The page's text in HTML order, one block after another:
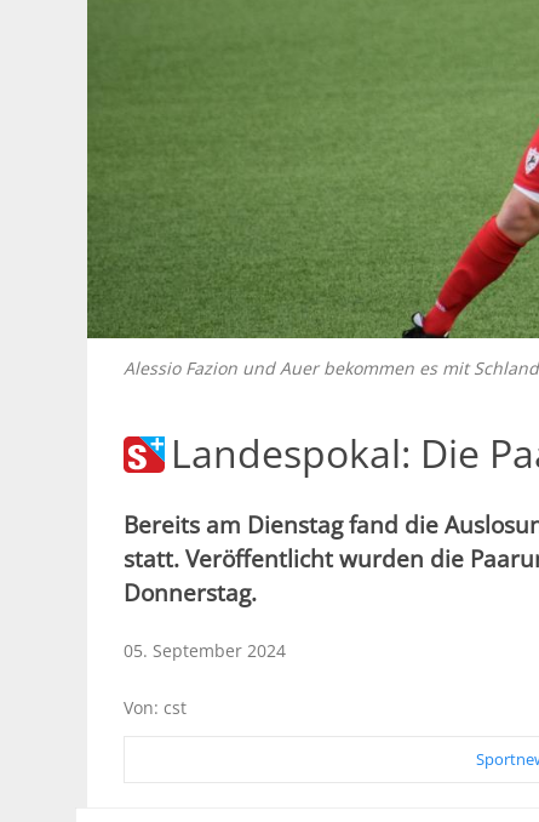
Alessio Fazion und Auer bekommen es mit
Landespokal: Die
Bereits am Dienstag fand die
statt. Veröffentlicht wurden die
Donnerstag.
05. September 2024
Von: cst